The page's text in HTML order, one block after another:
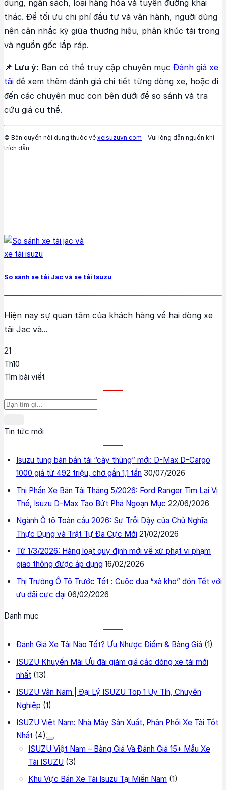
dụng, ngân sách, loại hàng hóa và tuyến đường khai
thác. Để tối ưu chi phí đầu tư và vận hành, người dùng
nên cân nhắc kỹ giữa thương hiệu, phân khúc tải trọng
và nguồn gốc lắp ráp.
📌 Lưu ý: Bạn có thể truy cập chuyên mục Đánh giá xe
tải để xem thêm đánh giá chi tiết từng dòng xe, hoặc đi
đến các chuyên mục con bên dưới để so sánh và tra
cứu giá cụ thể.
© Bản quyền nội dung thuộc về xeisuzuvn.com – Vui lòng dẫn nguồn khi
trích dẫn.
So sánh xe tải Jac và xe tải Isuzu
Hiện nay sự quan tâm của khách hàng về hai dòng xe
tải Jac và...
21
Th10
Tìm bài viết
Tin tức mới
Isuzu tung bản bán tải “cày thùng” mới: D-Max D-Cargo
1000 giá từ 492 triệu, chở gần 1,1 tấn 30/07/2026
Thị Phần Xe Bán Tải Tháng 5/2026: Ford Ranger Tìm Lại Vị
Thế, Isuzu D-Max Tạo Bứt Phá Ngoạn Mục 22/06/2026
Ngành Ô tô Toàn cầu 2026: Sự Trỗi Dậy của Chủ Nghĩa
Thực Dụng và Trật Tự Đa Cực Mới 21/02/2026
Từ 1/3/2026: Hàng loạt quy định mới về xử phạt vi phạm
giao thông được áp dụng 16/02/2026
Thị Trường Ô Tô Trước Tết : Cuộc đua “xả kho” đón Tết với
ưu đãi cực đại 06/02/2026
Danh mục
Đánh Giá Xe Tải Nào Tốt? Ưu Nhược Điểm & Bảng Giá (1)
ISUZU Khuyến Mãi Ưu đãi giảm giá các dòng xe tải mới
nhất (13)
ISUZU Vân Nam | Đại Lý ISUZU Top 1 Uy Tín, Chuyên
Nghiệp (1)
ISUZU Việt Nam: Nhà Máy Sản Xuất, Phân Phối Xe Tải Tốt
Nhất (4)
ISUZU Việt Nam – Bảng Giá Và Đánh Giá 15+ Mẫu Xe
Tải ISUZU (3)
Khu Vực Bán Xe Tải Isuzu Tại Miền Nam (1)